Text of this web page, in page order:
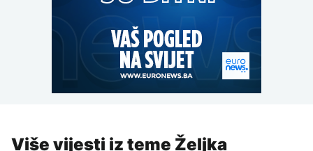
Više vijesti iz teme Željka